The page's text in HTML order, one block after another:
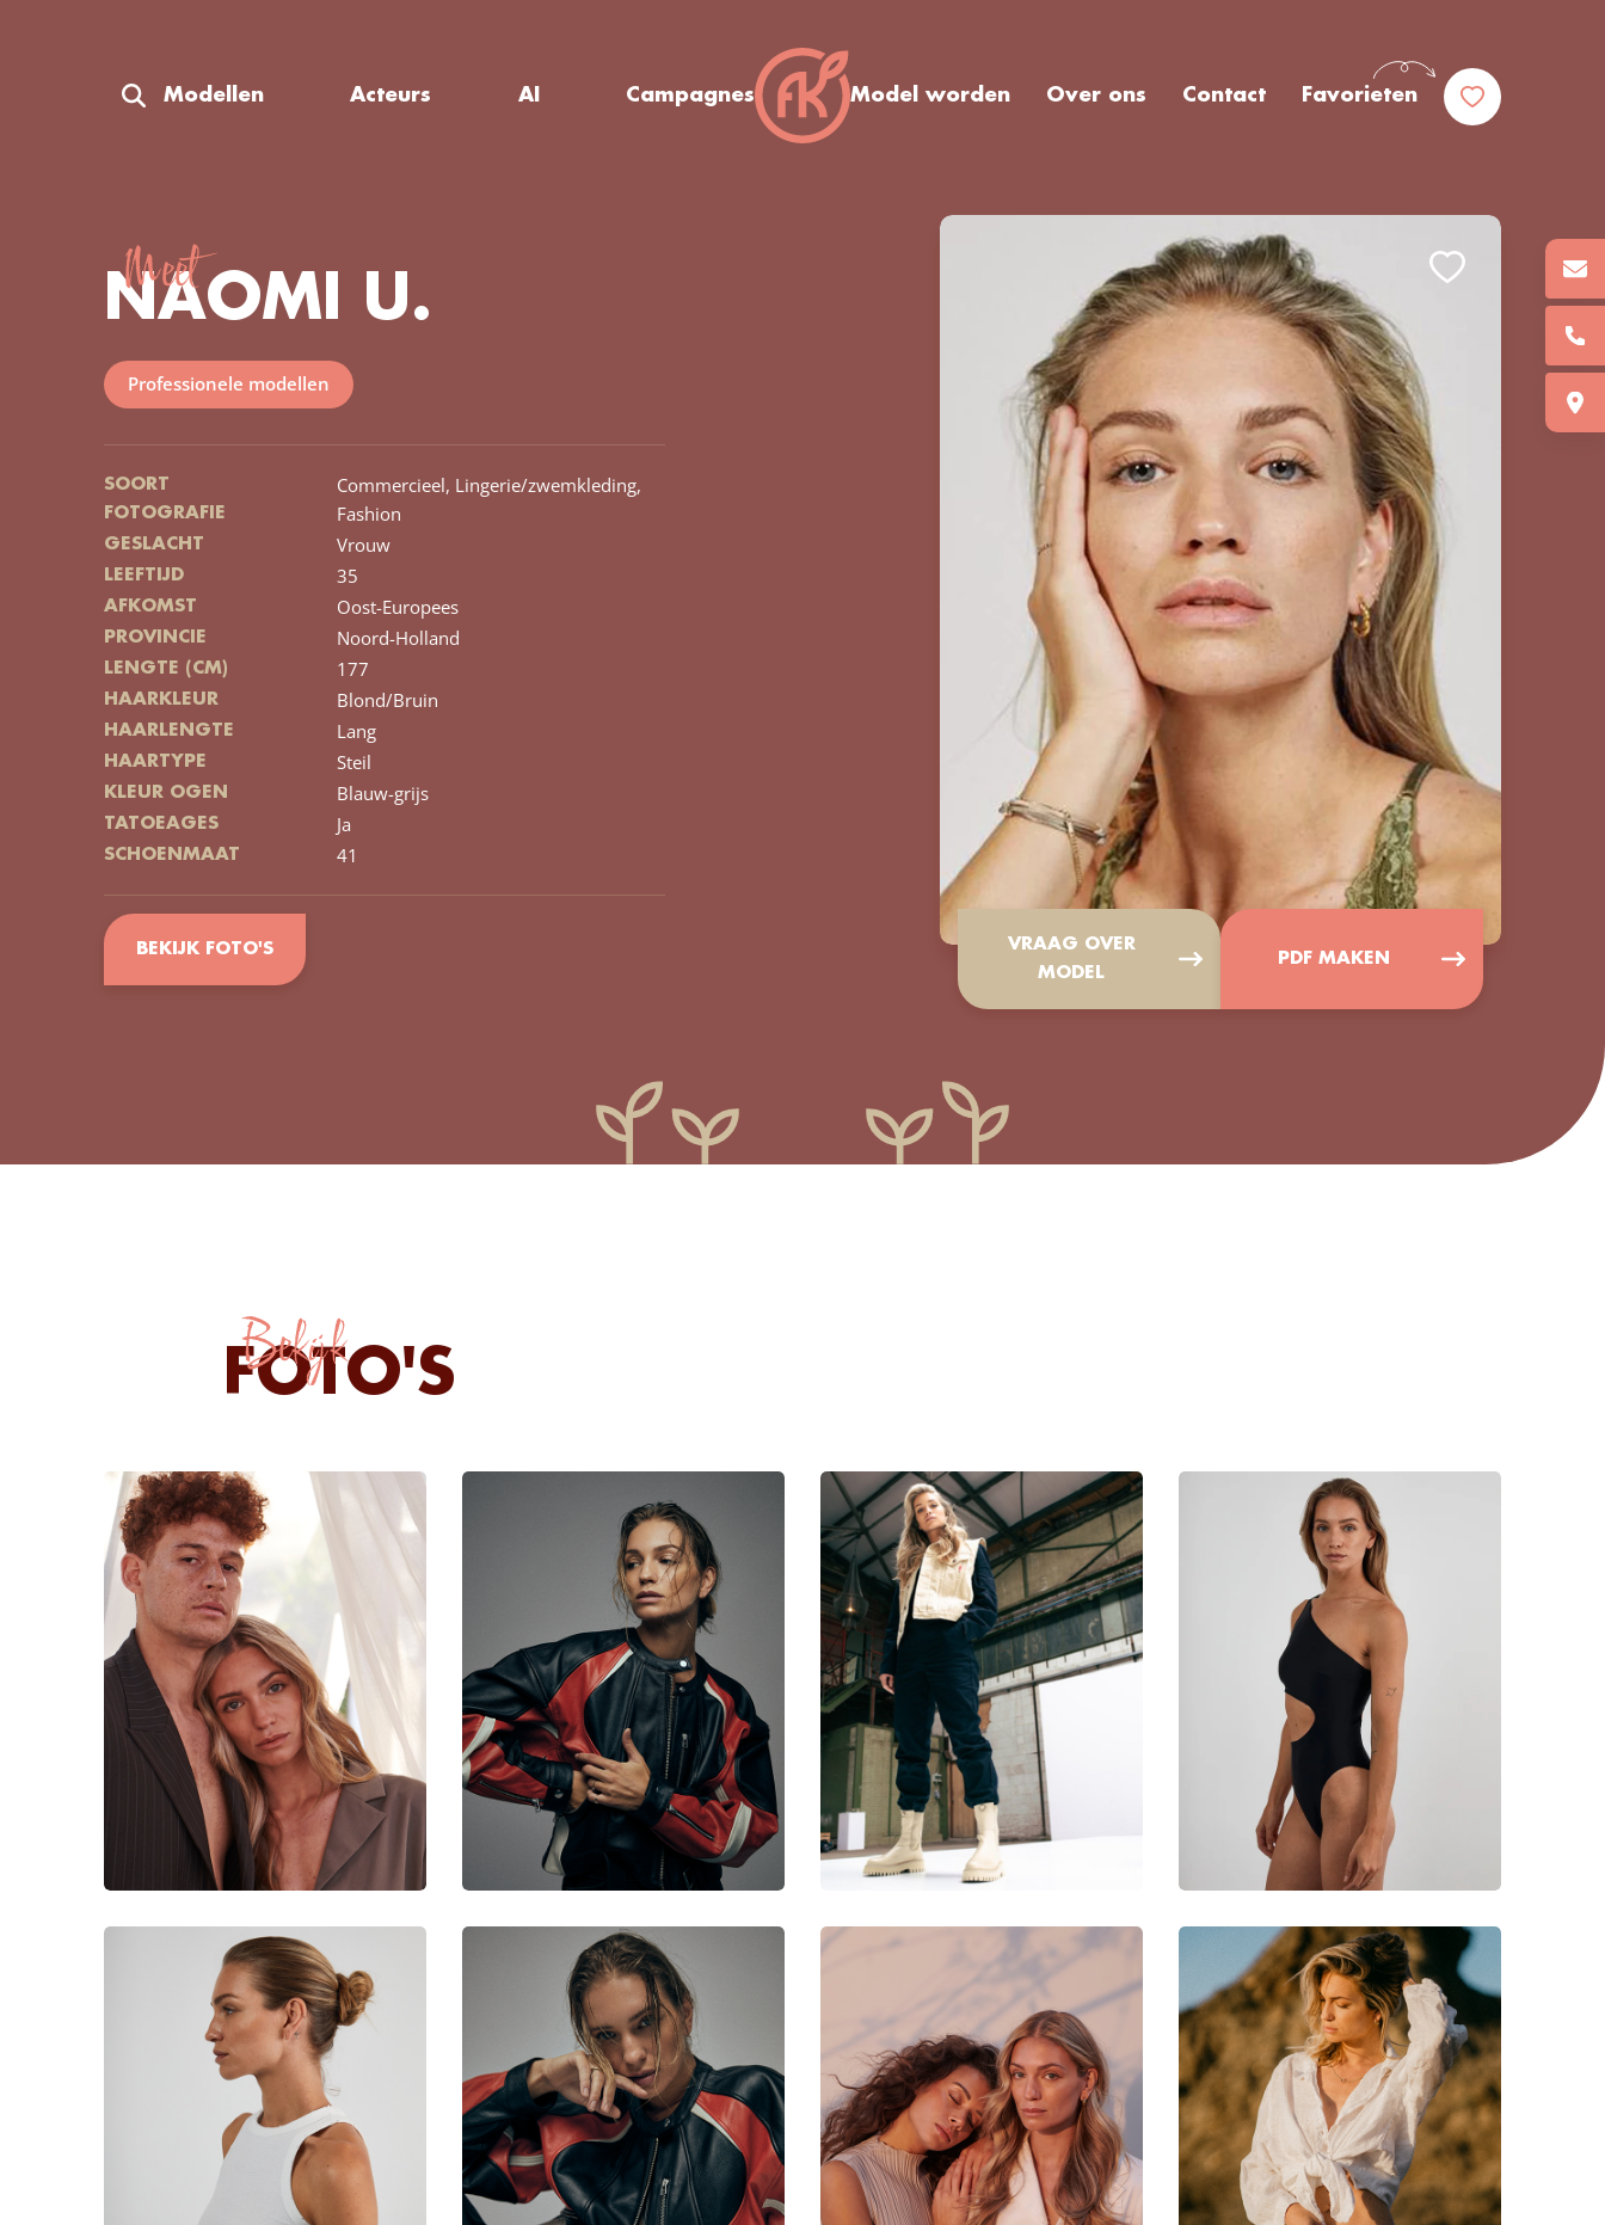
Modellen Acteurs AI Campagnes Model worden Over ons Contact Favorieten
VRAAG OVER
MODEL
PDF MAKEN
Meet
NAOMI U.
Professionele modellen
SOORT
FOTOGRAFIE
Commercieel, Lingerie/zwemkleding,
Fashion
GESLACHT Vrouw
LEEFTIJD 35
AFKOMST Oost-Europees
PROVINCIE Noord-Holland
LENGTE (CM) 177
HAARKLEUR Blond/Bruin
HAARLENGTE Lang
HAARTYPE Steil
KLEUR OGEN Blauw-grijs
TATOEAGES Ja
SCHOENMAAT 41
BEKIJK FOTO'S
Bekijk
FOTO'S